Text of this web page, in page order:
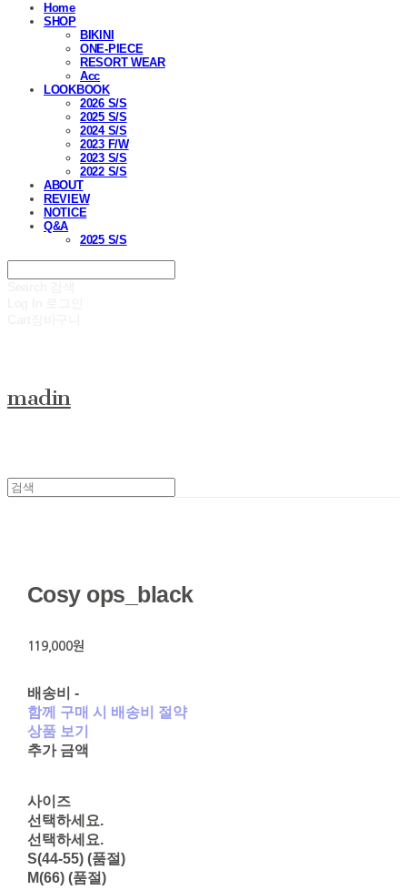
Home
SHOP
BIKINI
ONE-PIECE
RESORT WEAR
Acc
LOOKBOOK
2026 S/S
2025 S/S
2024 S/S
2023 F/W
2023 S/S
2022 S/S
ABOUT
REVIEW
NOTICE
Q&A
2025 S/S
madin
Cosy ops_black
119,000원
배송비 -
함께 구매 시 배송비 절약
상품 보기
추가 금액
사이즈
선택하세요.
선택하세요.
S(44-55) (품절)
M(66) (품절)